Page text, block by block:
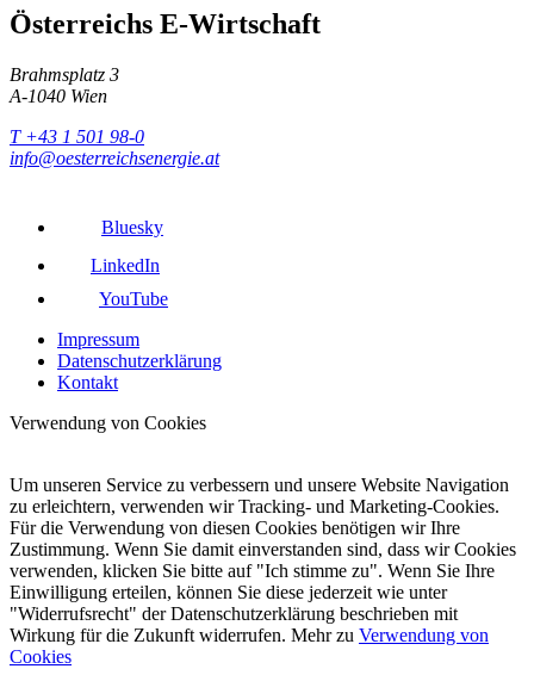
Österreichs E-Wirtschaft
Brahmsplatz 3
A-1040 Wien
T +43 1 501 98-0
info@oesterreichsenergie.at
Bluesky
LinkedIn
YouTube
Impressum
Datenschutzerklärung
Kontakt
Verwendung von Cookies
Um unseren Service zu verbessern und unsere Website Navigation
zu erleichtern, verwenden wir Tracking- und Marketing-Cookies.
Für die Verwendung von diesen Cookies benötigen wir Ihre
Zustimmung. Wenn Sie damit einverstanden sind, dass wir Cookies
verwenden, klicken Sie bitte auf "Ich stimme zu". Wenn Sie Ihre
Einwilligung erteilen, können Sie diese jederzeit wie unter
"Widerrufsrecht" der Datenschutzerklärung beschrieben mit
Wirkung für die Zukunft widerrufen. Mehr zu Verwendung von
Cookies